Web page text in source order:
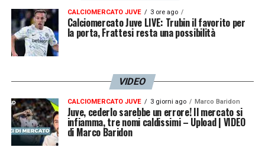
CALCIOMERCATO JUVE 3 ore ago
Calciomercato Juve LIVE: Trubin il favorito per
la porta, Frattesi resta una possibilità
VIDEO
CALCIOMERCATO JUVE 3 giorni ago Marco Baridon
Juve, cederlo sarebbe un errore! Il mercato si
infiamma, tre nomi caldissimi – Upload | VIDEO
di Marco Baridon